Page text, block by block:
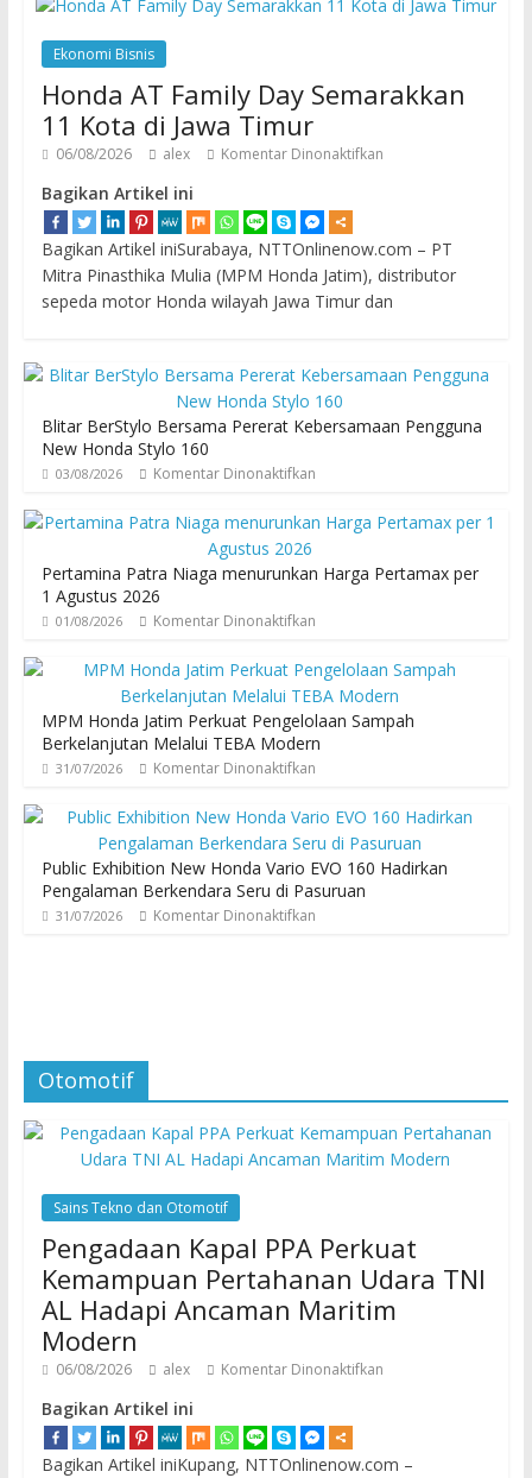
Ekonomi Bisnis
Honda AT Family Day Semarakkan
11 Kota di Jawa Timur
06/08/2026 alex Komentar Dinonaktifkan
Bagikan Artikel ini
Bagikan Artikel iniSurabaya, NTTOnlinenow.com – PT
Mitra Pinasthika Mulia (MPM Honda Jatim), distributor
sepeda motor Honda wilayah Jawa Timur dan
Blitar BerStylo Bersama Pererat Kebersamaan Pengguna
New Honda Stylo 160
03/08/2026 Komentar Dinonaktifkan
Pertamina Patra Niaga menurunkan Harga Pertamax per
1 Agustus 2026
01/08/2026 Komentar Dinonaktifkan
MPM Honda Jatim Perkuat Pengelolaan Sampah
Berkelanjutan Melalui TEBA Modern
31/07/2026 Komentar Dinonaktifkan
Public Exhibition New Honda Vario EVO 160 Hadirkan
Pengalaman Berkendara Seru di Pasuruan
31/07/2026 Komentar Dinonaktifkan
Otomotif
Sains Tekno dan Otomotif
Pengadaan Kapal PPA Perkuat
Kemampuan Pertahanan Udara TNI
AL Hadapi Ancaman Maritim
Modern
06/08/2026 alex Komentar Dinonaktifkan
Bagikan Artikel ini
Bagikan Artikel iniKupang, NTTOnlinenow.com –